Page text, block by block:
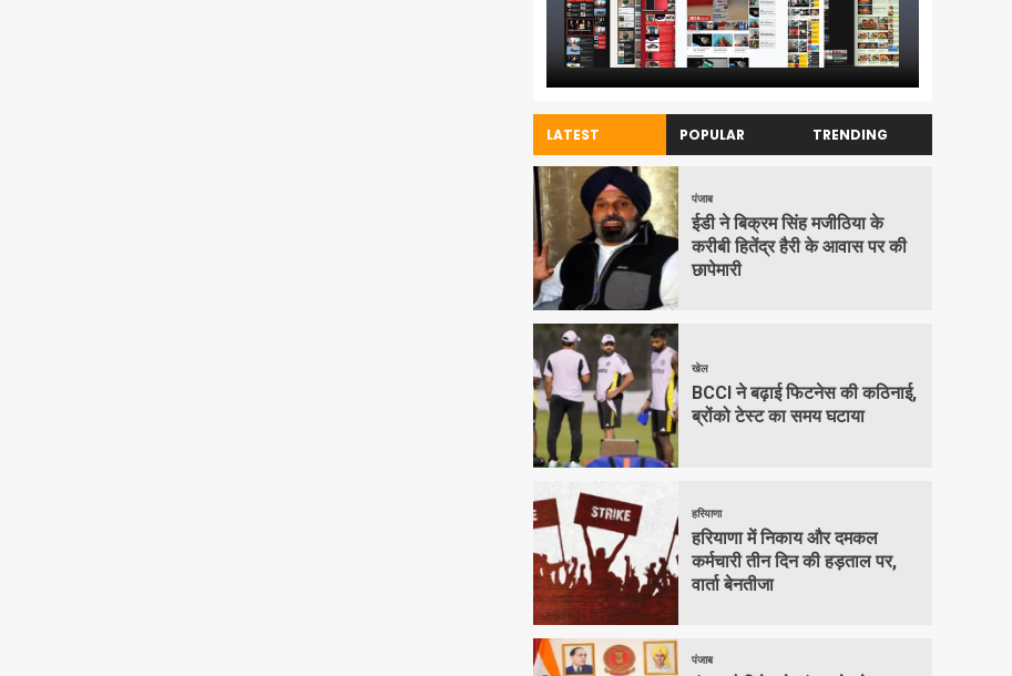
LATEST POPULAR TRENDING
पंजाब
ईडी ने बिक्रम सिंह मजीठिया के
करीबी हितेंद्र हैरी के आवास पर की
छापेमारी
खेल
BCCI ने बढ़ाई फिटनेस की कठिनाई,
ब्रोंको टेस्ट का समय घटाया
हरियाणा
हरियाणा में निकाय और दमकल
कर्मचारी तीन दिन की हड़ताल पर,
वार्ता बेनतीजा
पंजाब